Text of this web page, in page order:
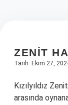
ZENIT
Tarih: Ekim 27,
Kızılyıldız
arasında